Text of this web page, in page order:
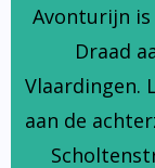
Avonturijn is
Draad
Vlaardingen.
aan de